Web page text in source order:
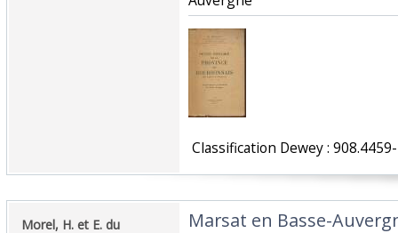
Classification Dewey :
‎Morel, H. et E. du
‎Marsat en Basse-